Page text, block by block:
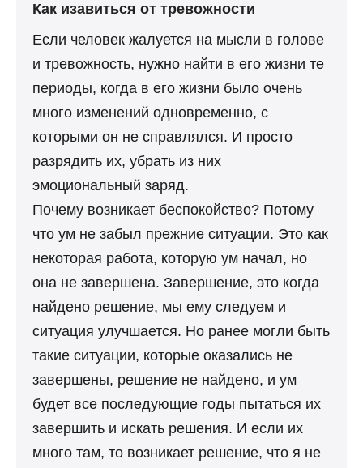
Как изавиться от тревожности
Если человек жалуется на мысли в голове
и тревожность, нужно найти в его жизни те
периоды, когда в его жизни было очень
много изменений одновременно, с
которыми он не справлялся. И просто
разрядить их, убрать из них
эмоциональный заряд.
Почему возникает беспокойство? Потому
что ум не забыл прежние ситуации. Это как
некоторая работа, которую ум начал, но
она не завершена. Завершение, это когда
найдено решение, мы ему следуем и
ситуация улучшается. Но ранее могли быть
такие ситуации, которые оказались не
завершены, решение не найдено, и ум
будет все последующие годы пытаться их
завершить и искать решения. И если их
много там, то возникает решение, что я не